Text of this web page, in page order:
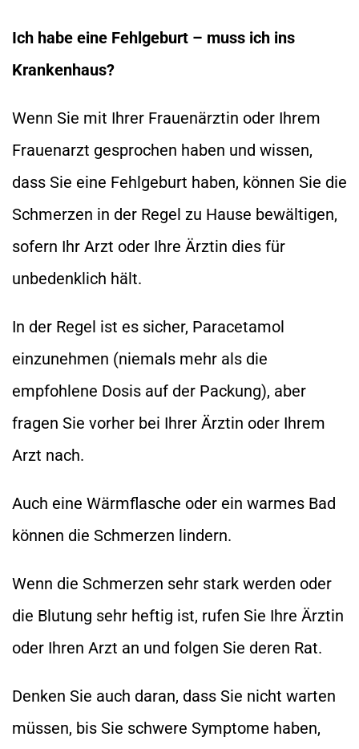
Ich habe eine Fehlgeburt – muss ich ins
Krankenhaus?
Wenn Sie mit Ihrer Frauenärztin oder Ihrem
Frauenarzt gesprochen haben und wissen,
dass Sie eine Fehlgeburt haben, können Sie die
Schmerzen in der Regel zu Hause bewältigen,
sofern Ihr Arzt oder Ihre Ärztin dies für
unbedenklich hält.
In der Regel ist es sicher, Paracetamol
einzunehmen (niemals mehr als die
empfohlene Dosis auf der Packung), aber
fragen Sie vorher bei Ihrer Ärztin oder Ihrem
Arzt nach.
Auch eine Wärmflasche oder ein warmes Bad
können die Schmerzen lindern.
Wenn die Schmerzen sehr stark werden oder
die Blutung sehr heftig ist, rufen Sie Ihre Ärztin
oder Ihren Arzt an und folgen Sie deren Rat.
Denken Sie auch daran, dass Sie nicht warten
müssen, bis Sie schwere Symptome haben,